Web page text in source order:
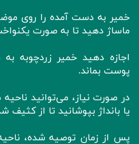
خمیر به دست آمده را روی
ماساژ دهید تا به صورت
پوست بماند.
در صورت نیاز، می‌توانید ناحیه
یا بانداژ بپوشانید تا از
پس از زمان توصیه‌ شده،